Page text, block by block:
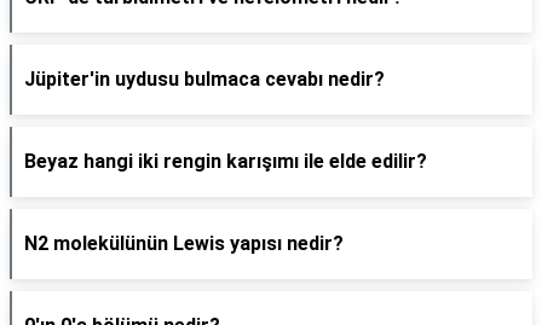
Jüpiter'in uydusu bulmaca cevabı nedir?
Beyaz hangi iki rengin karışımı ile elde edilir?
N2 molekülünün Lewis yapısı nedir?